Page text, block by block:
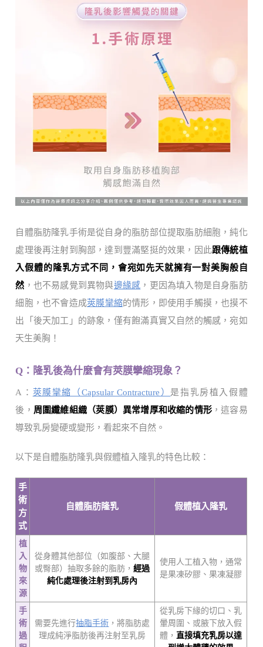
自體脂肪隆乳手術是從自身的脂肪部位提取脂肪細胞，純化
處理後再注射到胸部，達到豐滿堅挺的效果，因此跟傳統植
入假體的隆乳方式不同，會宛如先天就擁有一對美胸般自
然 ，也不易感覺到異物與邊緣感 ，更因為填入物是自身脂肪
細胞，也不會造成莢膜攣縮的情形，即使用手觸摸，也摸不
出「後天加工」的跡象，僅有飽滿真實又自然的觸感，宛如
天生美胸！
Q：隆乳後為什麼會有莢膜攣縮現象？
A： 莢膜攣縮（Capsular Contracture） 是指乳房植入假體
後， 周圍纖維組織（莢膜）異常增厚和收縮的情形，這容易
導致乳房變硬或變形，看起來不自然。
以下是自體脂肪隆乳與假體植入隆乳的特色比較：
手
術
方
式
自體脂肪隆乳 假體植入隆乳
植
入
物
來
源
從身體其他部位（如腹部、大腿
或臀部）抽取多餘的脂肪，經過
純化處理後注射到乳房內
使用人工植入物，通常
是果凍矽膠、果凍凝膠
手
術
過
需要先進行抽脂手術 ，將脂肪處
理成純淨脂肪後再注射至乳房
從乳房下緣的切口、乳
暈周圍、或腋下放入假
體， 直接填充乳房以達